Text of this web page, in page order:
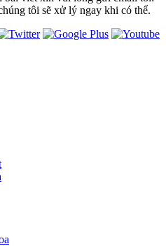
tôi sẽ xử lý ngay khi có thể.